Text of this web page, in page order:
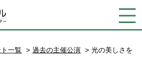
一覧 過去の主催公演
光の美しさを